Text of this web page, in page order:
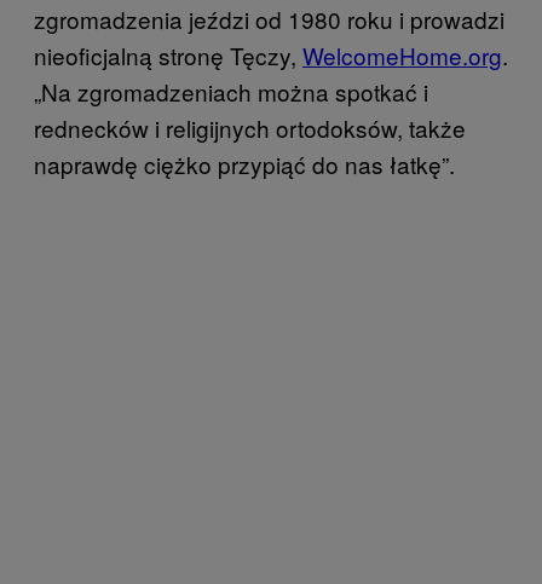
zgromadzenia jeździ od 1980 roku i prowadzi
nieoficjalną stronę Tęczy, WelcomeHome.org.
„Na zgromadzeniach można spotkać i
rednecków i religijnych ortodoksów, także
naprawdę ciężko przypiąć do nas łatkę”.